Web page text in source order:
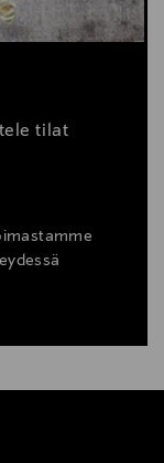
tilat